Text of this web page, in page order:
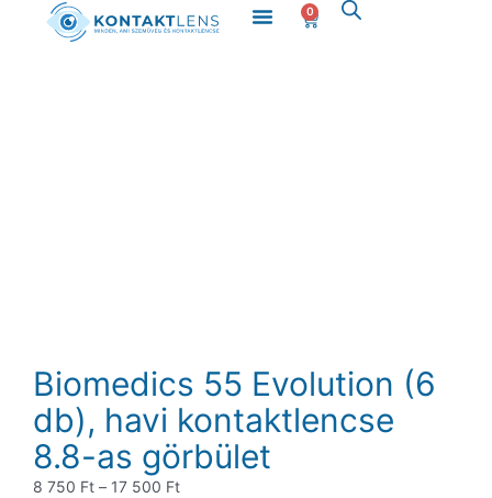
Menü
0
Kosár
Biomedics 55 Evolution (6
db), havi kontaktlencse
8.8-as görbület
8 750 Ft – 17 500 FtÁrtartomány: